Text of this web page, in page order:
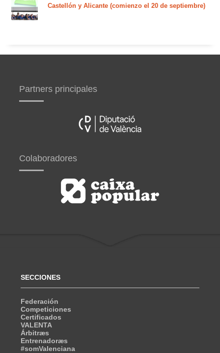
Castellón y Alicante (comienzo el 20 de septiembre)
Partners principales
Colaboradores
SECCIONES
Federación
Competiciones
Certificados
VALENTA
Árbitræs
Entrenadoræs
#somValenciana